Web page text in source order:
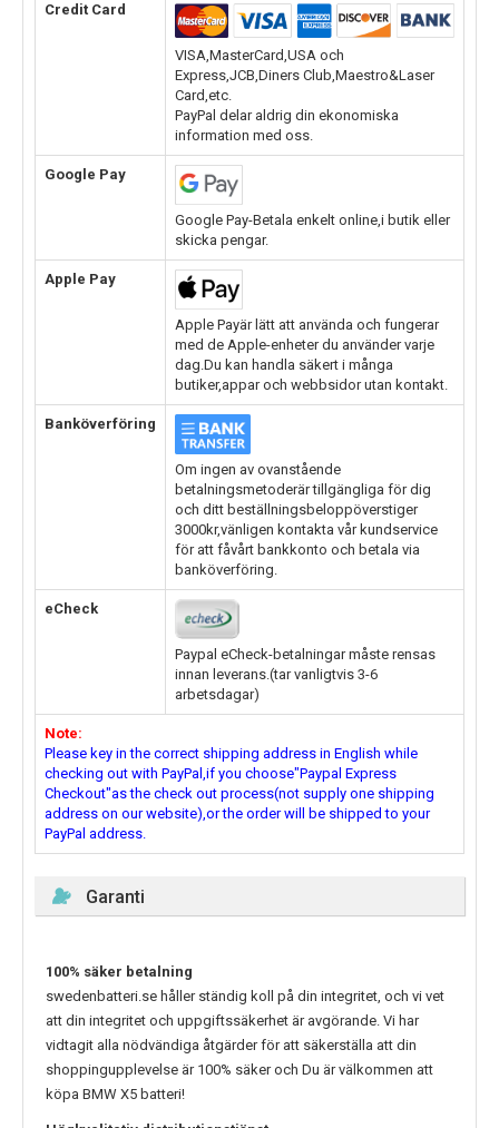
Credit Card
VISA,MasterCard,USA och
Express,JCB,Diners Club,Maestro&Laser
Card,etc.
PayPal delar aldrig din ekonomiska
information med oss.
Google Pay
Google Pay-Betala enkelt online,i butik eller
skicka pengar.
Apple Pay
Apple Payär lätt att använda och fungerar
med de Apple-enheter du använder varje
dag.Du kan handla säkert i många
butiker,appar och webbsidor utan kontakt.
Banköverföring
Om ingen av ovanstående
betalningsmetoderär tillgängliga för dig
och ditt beställningsbeloppöverstiger
3000kr,vänligen kontakta vår kundservice
för att fåvårt bankkonto och betala via
banköverföring.
eCheck
Paypal eCheck-betalningar måste rensas
innan leverans.(tar vanligtvis 3-6
arbetsdagar)
Note:
Please key in the correct shipping address in English while
checking out with PayPal,if you choose"Paypal Express
Checkout"as the check out process(not supply one shipping
address on our website),or the order will be shipped to your
PayPal address.
Garanti
100% säker betalning
swedenbatteri.se håller ständig koll på din integritet, och vi vet
att din integritet och uppgiftssäkerhet är avgörande. Vi har
vidtagit alla nödvändiga åtgärder för att säkerställa att din
shoppingupplevelse är 100% säker och Du är välkommen att
köpa BMW X5 batteri!